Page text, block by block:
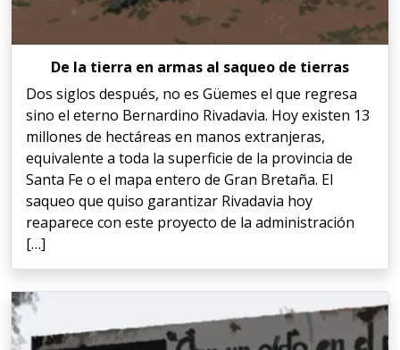
De la tierra en armas al saqueo de tierras
Dos siglos después, no es Güemes el que regresa
sino el eterno Bernardino Rivadavia. Hoy existen 13
millones de hectáreas en manos extranjeras,
equivalente a toda la superficie de la provincia de
Santa Fe o el mapa entero de Gran Bretaña. El
saqueo que quiso garantizar Rivadavia hoy
reaparece con este proyecto de la administración
[…]